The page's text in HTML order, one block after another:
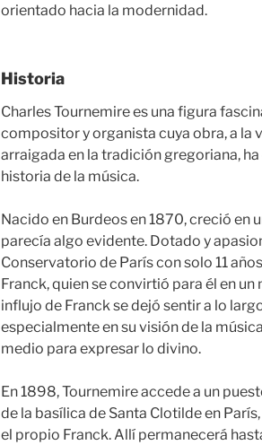
orientado hacia la modernidad.
Historia
Charles Tournemire es una figura
compositor y organista cuya obra, a la
arraigada en la tradición gregoriana,
historia de la música.
Nacido en Burdeos en 1870, creció en
parecía algo evidente. Dotado y
Conservatorio de París con solo 11
Franck, quien se convirtió para él en
influjo de Franck se dejó sentir a lo
especialmente en su visión de la
medio para expresar lo divino.
En 1898, Tournemire accede a un
de la basílica de Santa Clotilde en
el propio Franck. Allí permanecerá